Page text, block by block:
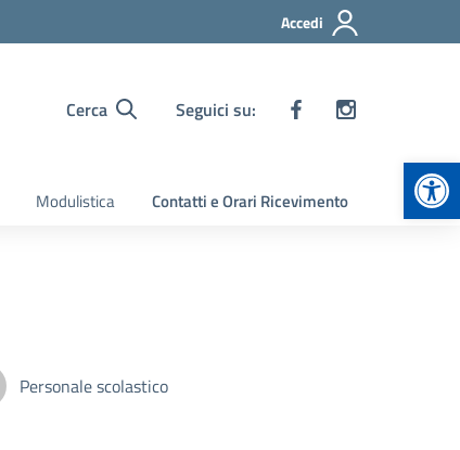
Accedi
Cerca Seguici su:
Modulistica Contatti e Orari Ricevimento
Personale scolastico